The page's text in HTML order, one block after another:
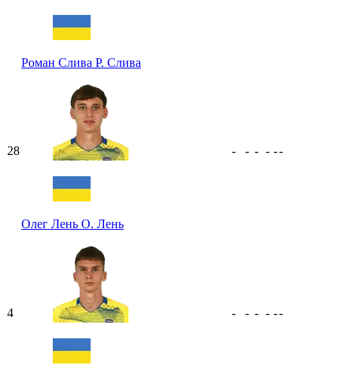
Роман Слива Р. Слива
28
Олег Лень О. Лень
- - - - --
4 - - - - --